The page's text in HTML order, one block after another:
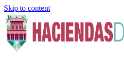
Skip to content